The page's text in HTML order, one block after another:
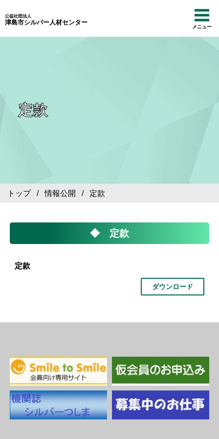
公益社団法人
津島市シルバー人材センター
メニュー
定款
トップ/情報公開 / 定款
◆ 定款
定款
ダウンロード